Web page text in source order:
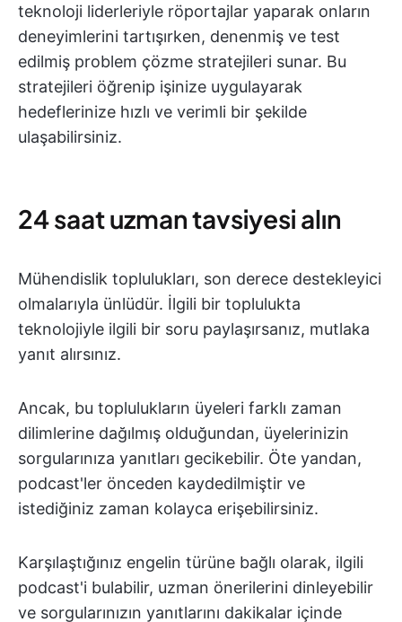
teknoloji liderleriyle röportajlar yaparak onların
deneyimlerini tartışırken, denenmiş ve test
edilmiş problem çözme stratejileri sunar. Bu
stratejileri öğrenip işinize uygulayarak
hedeflerinize hızlı ve verimli bir şekilde
ulaşabilirsiniz.
24 saat uzman tavsiyesi alın
Mühendislik toplulukları, son derece destekleyici
olmalarıyla ünlüdür. İlgili bir toplulukta
teknolojiyle ilgili bir soru paylaşırsanız, mutlaka
yanıt alırsınız.
Ancak, bu toplulukların üyeleri farklı zaman
dilimlerine dağılmış olduğundan, üyelerinizin
sorgularınıza yanıtları gecikebilir. Öte yandan,
podcast'ler önceden kaydedilmiştir ve
istediğiniz zaman kolayca erişebilirsiniz.
Karşılaştığınız engelin türüne bağlı olarak, ilgili
podcast'i bulabilir, uzman önerilerini dinleyebilir
ve sorgularınızın yanıtlarını dakikalar içinde